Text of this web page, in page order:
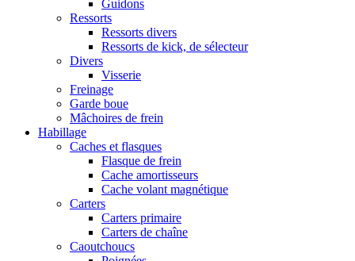
Guidons
Ressorts
Ressorts divers
Ressorts de kick, de sélecteur
Divers
Visserie
Freinage
Garde boue
Mâchoires de frein
Habillage
Caches et flasques
Flasque de frein
Cache amortisseurs
Cache volant magnétique
Carters
Carters primaire
Carters de chaîne
Caoutchoucs